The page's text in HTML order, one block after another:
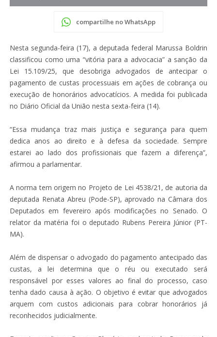
compartilhe no WhatsApp
Nesta segunda-feira (17), a deputada federal Marussa Boldrin
classificou como uma “vitória para a advocacia” a sanção da
Lei 15.109/25, que desobriga advogados de antecipar o
pagamento de custas processuais em ações de cobrança ou
execução de honorários advocatícios. A medida foi publicada
no Diário Oficial da União nesta sexta-feira (14).
“Essa mudança traz mais justiça e segurança para quem
dedica anos ao direito e à defesa da sociedade. Sempre
estarei ao lado dos profissionais que fazem a diferença”,
afirmou a parlamentar.
A norma tem origem no Projeto de Lei 4538/21, de autoria da
deputada Renata Abreu (Pode-SP), aprovado na Câmara dos
Deputados em fevereiro após modificações no Senado. O
relator da matéria foi o deputado Rubens Pereira Júnior (PT-
MA).
Além de dispensar o advogado do pagamento antecipado das
custas, a lei determina que o réu ou executado será
responsável por esses valores ao final do processo, caso
tenha dado causa à ação. O objetivo é evitar que advogados
arquem com custos adicionais para cobrar honorários já
reconhecidos judicialmente.